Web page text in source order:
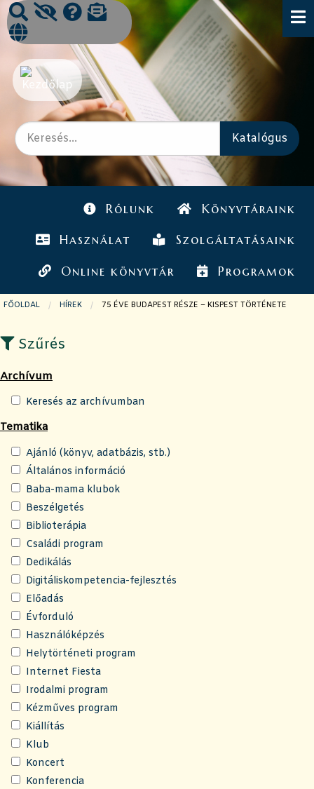
Rólunk Könyvtáraink
Használat Szolgáltatásaink
Online könyvtár Programok
FŐOLDAL HÍREK JELENLEGI OLDAL:
75 ÉVE BUDAPEST RÉSZE – KISPEST TÖRTÉNETE
Szűrés
Archívum
Keresés az archívumban
Tematika
Ajánló (könyv, adatbázis, stb.)
Általános információ
Baba-mama klubok
Beszélgetés
Biblioterápia
Családi program
Dedikálás
Digitáliskompetencia-fejlesztés
Előadás
Évforduló
Használóképzés
Helytörténeti program
Internet Fiesta
Irodalmi program
Kézműves program
Kiállítás
Klub
Koncert
Konferencia